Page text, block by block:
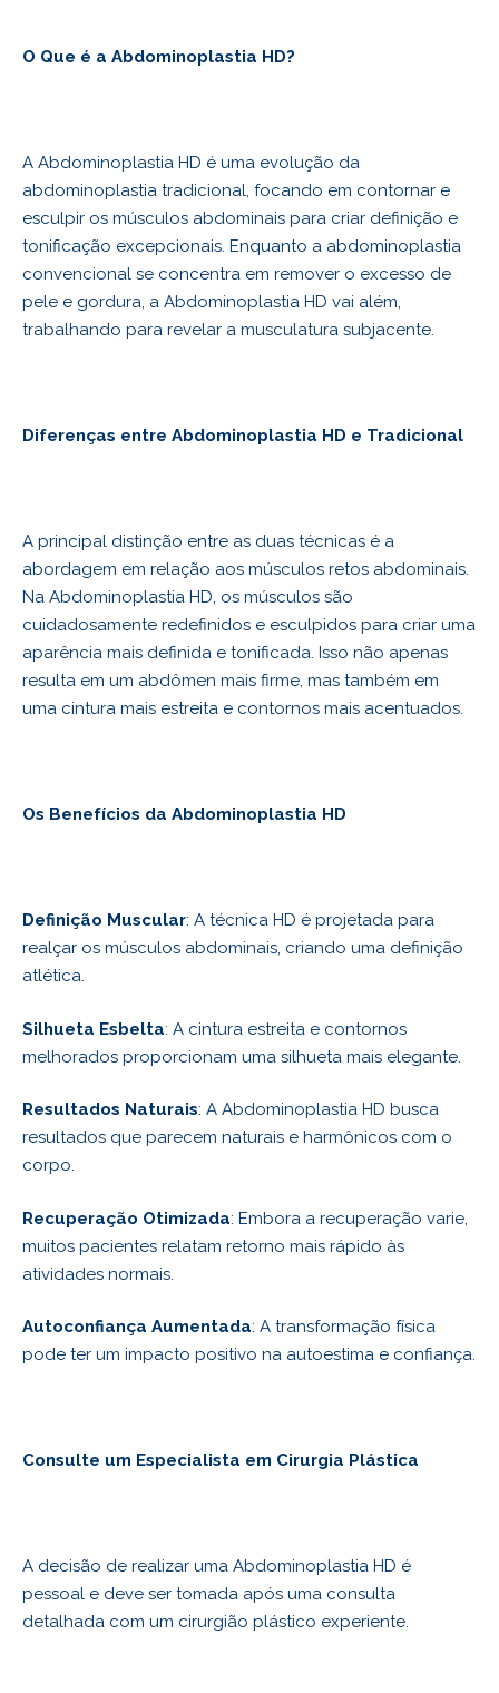
O Que é a Abdominoplastia HD?
A Abdominoplastia HD é uma evolução da
abdominoplastia tradicional, focando em contornar e
esculpir os músculos abdominais para criar definição e
tonificação excepcionais. Enquanto a abdominoplastia
convencional se concentra em remover o excesso de
pele e gordura, a Abdominoplastia HD vai além,
trabalhando para revelar a musculatura subjacente.
Diferenças entre Abdominoplastia HD e Tradicional
A principal distinção entre as duas técnicas é a
abordagem em relação aos músculos retos abdominais.
Na Abdominoplastia HD, os músculos são
cuidadosamente redefinidos e esculpidos para criar uma
aparência mais definida e tonificada. Isso não apenas
resulta em um abdômen mais firme, mas também em
uma cintura mais estreita e contornos mais acentuados.
Os Benefícios da Abdominoplastia HD
Definição Muscular: A técnica HD é projetada para
realçar os músculos abdominais, criando uma definição
atlética.
Silhueta Esbelta: A cintura estreita e contornos
melhorados proporcionam uma silhueta mais elegante.
Resultados Naturais: A Abdominoplastia HD busca
resultados que parecem naturais e harmônicos com o
corpo.
Recuperação Otimizada: Embora a recuperação varie,
muitos pacientes relatam retorno mais rápido às
atividades normais.
Autoconfiança Aumentada: A transformação física
pode ter um impacto positivo na autoestima e confiança.
Consulte um Especialista em Cirurgia Plástica
A decisão de realizar uma Abdominoplastia HD é
pessoal e deve ser tomada após uma consulta
detalhada com um cirurgião plástico experiente.